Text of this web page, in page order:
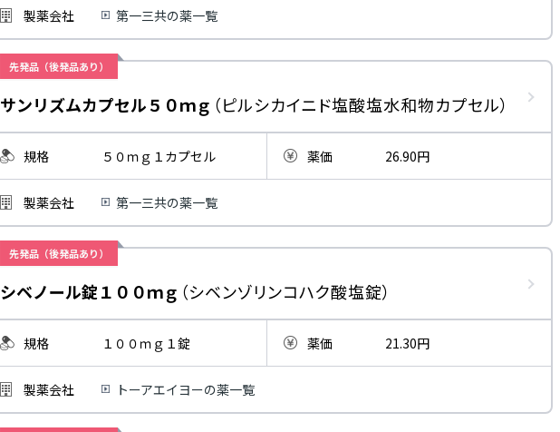
製薬会社 第一三共の薬一覧
先発品（後発品あり）
サンリズムカプセル５０ｍｇ （ピルシカイニド塩酸塩水和物カプセル）
規格 ５０ｍｇ１カプセル 薬価 26.90円
製薬会社 第一三共の薬一覧
先発品（後発品あり）
シベノール錠１００ｍｇ （シベンゾリンコハク酸塩錠）
規格 １００ｍｇ１錠 薬価 21.30円
製薬会社 トーアエイヨーの薬一覧